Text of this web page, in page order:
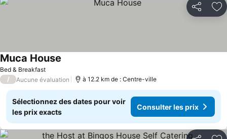
Partager
Bed & Breakfast
Muca House
/ Aucune évaluation à 12.2 km de : Centre-ville
Sélectionnez des dates pour voir
les prix exacts
Consulter les prix